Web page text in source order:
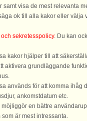
.
3, 2. - 1114
Fax.: +45 70 13 70 70 - Bank:
giro nr. 5209-6575 - CVR:
samt visa de mest relevanta
ok till alla kakor eller välja
sekretesspolicy. Du kan
kakor hjälper till att
aktivera grundläggande
används för att komma ihåg
ankomstdatum etc.
möjliggör en bättre
som är mest intressanta.